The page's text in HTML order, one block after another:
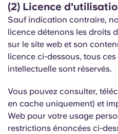
Español
Català
Sélectionnez une ville
Choisissez une
Se connecter
(2) Licence
Sauf indication contraire,
licence détenons les droits
sur le site web et son
licence ci-dessous, tous
intellectuelle sont réservés.
Vous pouvez consulter,
en cache uniquement) et
Web pour votre usage
restrictions énoncées ci-